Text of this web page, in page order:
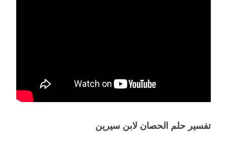
تفسير حلم الحصان لابن سيرين